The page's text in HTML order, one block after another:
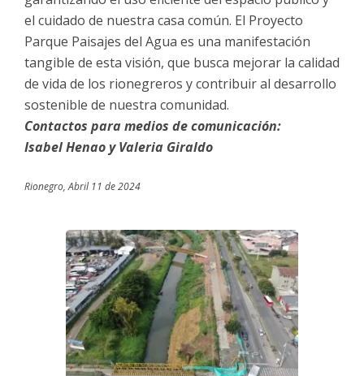
el cuidado de nuestra casa común. El Proyecto
Parque Paisajes del Agua es una manifestación
tangible de esta visión, que busca mejorar la calidad
de vida de los rionegreros y contribuir al desarrollo
sostenible de nuestra comunidad.
Contactos para medios de comunicación:
Isabel Henao y Valeria Giraldo
Rionegro, Abril 11 de 2024